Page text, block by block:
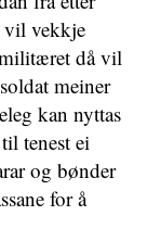
vil vekkje
då vil
meiner
kan nyttas
tenest ei
og bønder
for å